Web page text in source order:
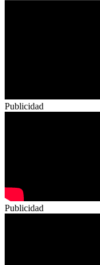
Publicidad
Publicidad